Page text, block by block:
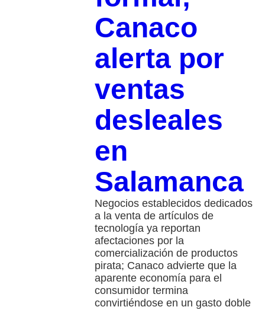
Canaco
alerta por
ventas
desleales
en
Salamanca
Negocios establecidos dedicados
a la venta de artículos de
tecnología ya reportan
afectaciones por la
comercialización de productos
pirata; Canaco advierte que la
aparente economía para el
consumidor termina
convirtiéndose en un gasto doble